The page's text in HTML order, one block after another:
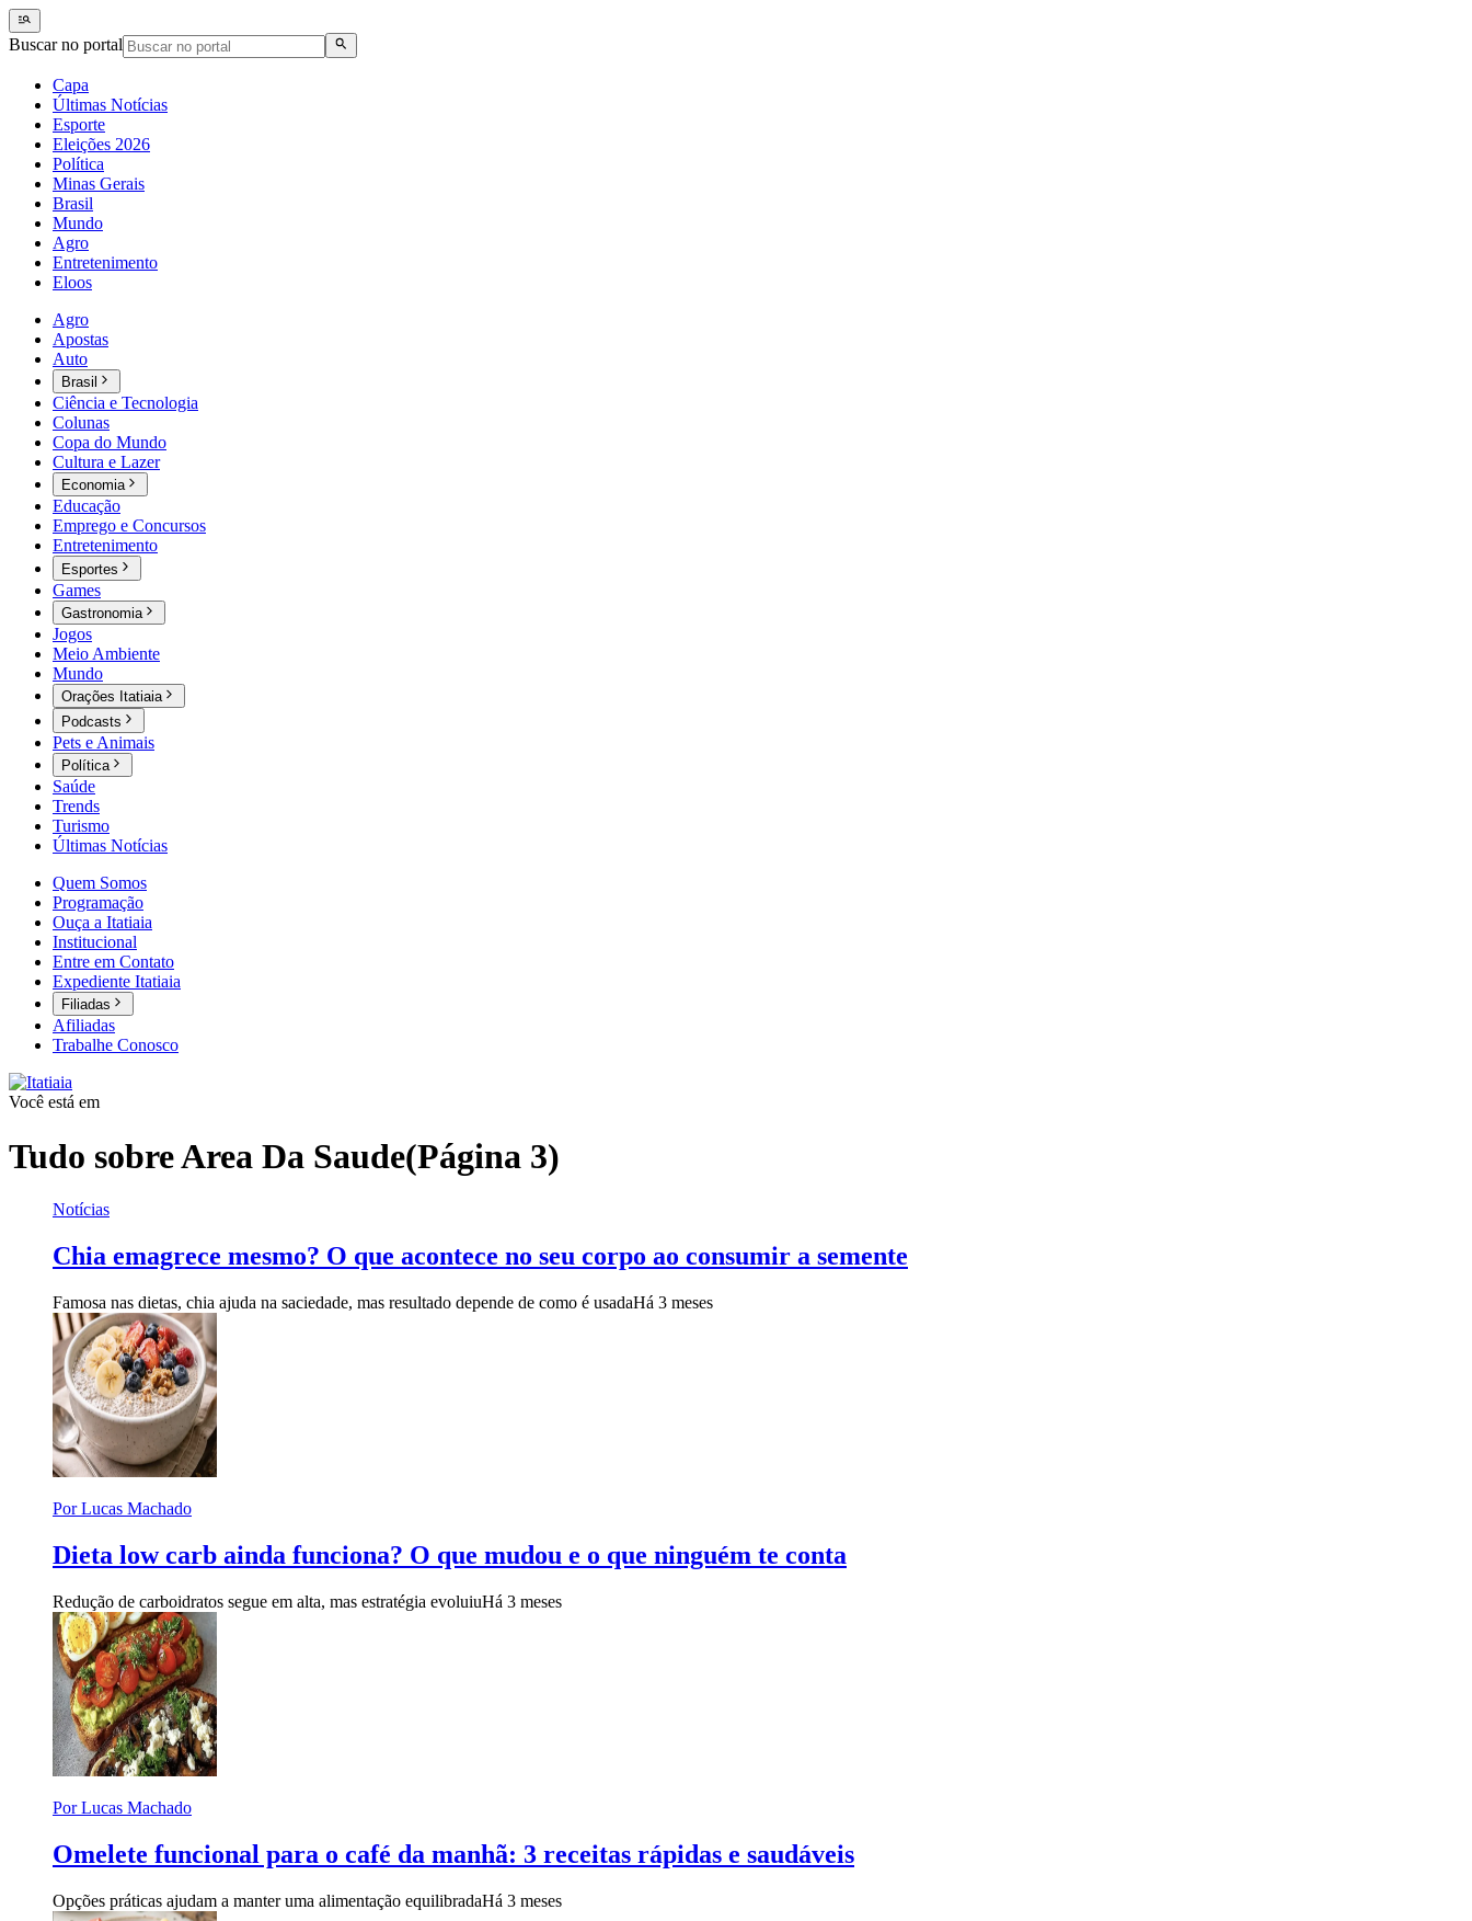
Buscar no portal
Capa
Últimas Notícias
Esporte
Eleições 2026
Política
Minas Gerais
Brasil
Mundo
Agro
Entretenimento
Eloos
Agro
Apostas
Auto
Brasil
Ciência e Tecnologia
Colunas
Copa do Mundo
Cultura e Lazer
Economia
Educação
Emprego e Concursos
Entretenimento
Esportes
Games
Gastronomia
Jogos
Meio Ambiente
Mundo
Orações Itatiaia
Podcasts
Pets e Animais
Política
Saúde
Trends
Turismo
Últimas Notícias
Quem Somos
Programação
Ouça a Itatiaia
Institucional
Entre em Contato
Expediente Itatiaia
Filiadas
Afiliadas
Trabalhe Conosco
Você está em
Tudo sobreArea Da Saude(Página 3)
Notícias
Chia emagrece mesmo? O que acontece no seu corpo ao consumir a semente
Famosa nas dietas, chia ajuda na saciedade, mas resultado depende de como é usadaHá 3 meses
Por Lucas Machado
Dieta low carb ainda funciona? O que mudou e o que ninguém te conta
Redução de carboidratos segue em alta, mas estratégia evoluiuHá 3 meses
Por Lucas Machado
Omelete funcional para o café da manhã: 3 receitas rápidas e saudáveis
Opções práticas ajudam a manter uma alimentação equilibradaHá 3 meses